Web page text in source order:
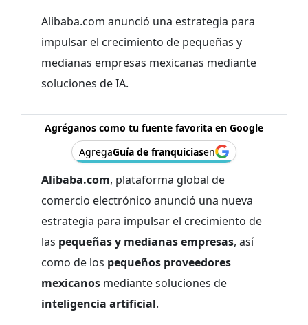
Alibaba.com anunció una estrategia para
impulsar el crecimiento de pequeñas y
medianas empresas mexicanas mediante
soluciones de IA.
Agréganos como tu fuente favorita en Google
AgregaGuía de franquiciasen
Alibaba.com, plataforma global de
comercio electrónico anunció una nueva
estrategia para impulsar el crecimiento de
las pequeñas y medianas empresas, así
como de los pequeños proveedores
mexicanos mediante soluciones de
inteligencia artificial.